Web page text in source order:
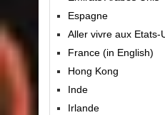
Espagne
Aller vivre aux Etats-
France (in English)
Hong Kong
Inde
Irlande